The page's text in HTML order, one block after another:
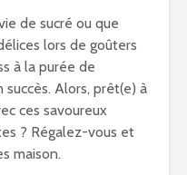
de sucré ou que
lors de goûters
à la purée de
Alors, prêt(e) à
ces savoureux
? Régalez-vous et
maison.